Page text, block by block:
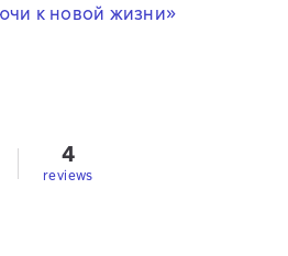
к новой жизни»
4
reviews